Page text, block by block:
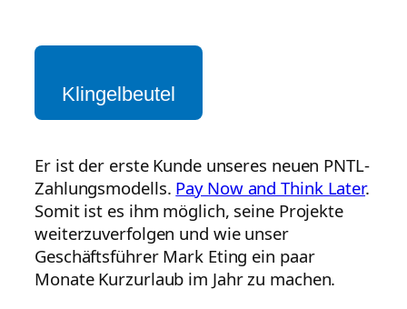
Klingelbeutel
Er ist der erste Kunde unseres neuen PNTL-
Zahlungsmodells. Pay Now and Think Later.
Somit ist es ihm möglich, seine Projekte
weiterzuverfolgen und wie unser
Geschäftsführer Mark Eting ein paar
Monate Kurzurlaub im Jahr zu machen.